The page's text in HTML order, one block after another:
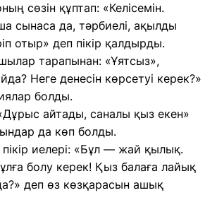
сөзін құптап: «Келісемін.
сынаса да, тәрбиелі, ақылды
отыр» деп пікір қалдырды.
тарапынан: «Ұятсыз»,
Неге денесін көрсетуі керек?»
болды.
айтады, саналы қыз екен»
да көп болды.
пікір иелері: «Бұл — жай қылық.
болу керек! Қыз балаға лайық
деп өз көзқарасын ашық